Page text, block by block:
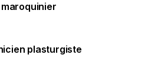
plasturgiste